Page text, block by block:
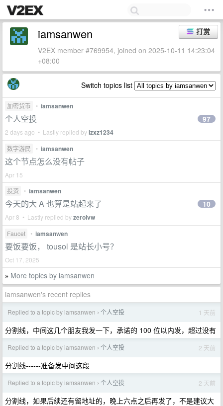
打赏
iamsanwen
V2EX member #769954, joined on 2025-10-11 14:23:04
+08:00
Switch topics list
加密货币 • iamsanwen
个人空投
2 days ago • Lastly replied bylzxz1234
97
数字游民 • iamsanwen
这个节点怎么没有帖子
Apr 15
投资
• iamsanwen
今天的大 A 也算是站起来了
Apr 8 • Lastly replied byzeroivw
10
Faucet • iamsanwen
要饭要饭， tousol 是站长小号？
Oct 17, 2025
» More topics by iamsanwen
iamsanwen's recent replies
Replied to a topic by iamsanwen › 个人空投 1 天前
分割线，中间这几个朋友我发一下，承诺的 100 位以内发，超过没有
Replied to a topic by iamsanwen › 个人空投 2 天前
分割线------准备发中间这段
Replied to a topic by iamsanwen › 个人空投 2 天前
分割线，如果后续还有留地址的，晚上六点之后再发了，不是建议大